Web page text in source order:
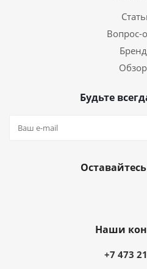
Вопрос-
Будьте
Наши
+7 473